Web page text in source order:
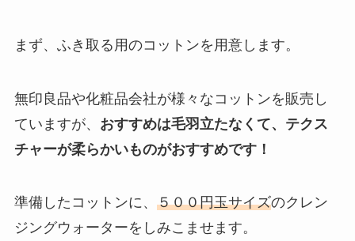
まず、ふき取る用のコットンを用意します。
無印良品や化粧品会社が様々なコットンを販売し
ていますが、 おすすめは毛羽立たなくて、テクス
チャーが柔らかいものがおすすめです！
準備したコットンに、 ５００円玉サイズのクレン
ジングウォーターをしみこませます。